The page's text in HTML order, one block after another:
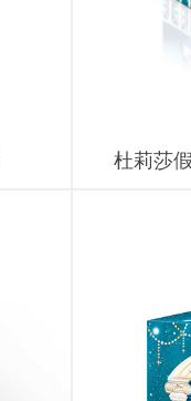
杜莉莎